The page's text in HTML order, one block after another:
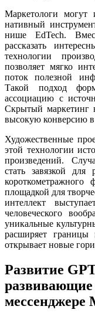
Маркетологи могут
нативный
нише EdTech.
рассказать
технологии
позволяет мягко
поток полезной
Такой подход
ассоциацию с
Скрытый маркетинг
высокую конверсию
Художественные
этой технологии
произведений.
стать завязкой для
площадкой для
интеллект
человеческого
уникальные
расширяет
открывает новые
Развитие
мессенджере